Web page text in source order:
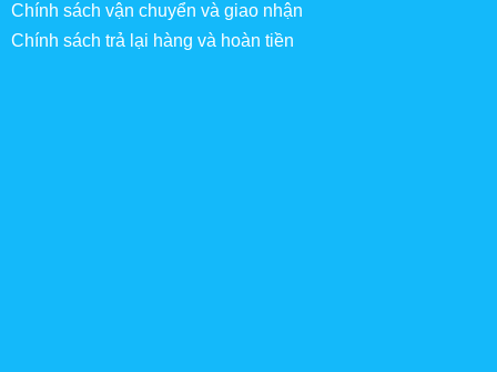
Chính sách vận chuyển và giao nhận
Chính sách trả lại hàng và hoàn tiền